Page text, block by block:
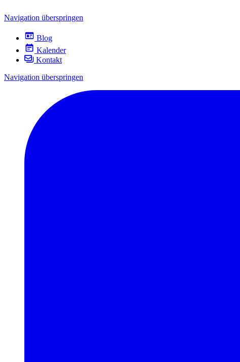
Navigation überspringen
Blog
Kalender
Kontakt
Navigation überspringen